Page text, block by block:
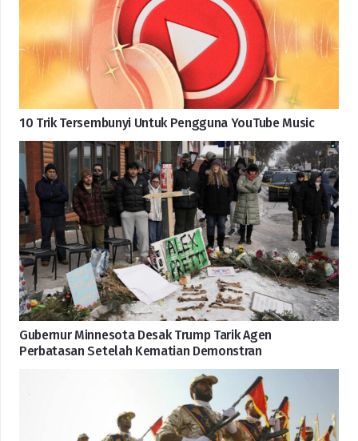
10 Trik Tersembunyi Untuk Pengguna YouTube Music
Gubernur Minnesota Desak Trump Tarik Agen
Perbatasan Setelah Kematian Demonstran